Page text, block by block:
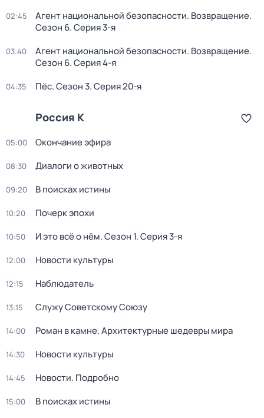
02:45 Агент национальной безопасности. Возвращение.
Сезон 6. Серия 3-я
03:40 Агент национальной безопасности. Возвращение.
Сезон 6. Серия 4-я
04:35 Пёс. Сезон 3. Серия 20-я
Россия К
05:00 Окончание эфира
08:30 Диалоги о животных
09:20 В поисках истины
10:20 Почерк эпохи
10:50 И это всё о нём. Сезон 1. Серия 3-я
12:00 Новости культуры
12:15 Наблюдатель
13:15 Служу Советскому Союзу
14:00 Роман в камне. Архитектурные шедевры мира
14:30 Новости культуры
14:45 Новости. Подробно
15:00 В поисках истины